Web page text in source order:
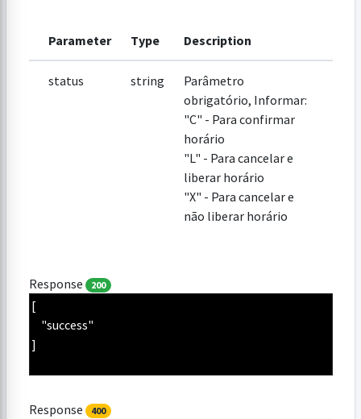
Parameter Type Description
status string
Parâmetro
obrigatório, Informar:
"C" - Para confirmar
horário
"L" - Para cancelar e
liberar horário
"X" - Para cancelar e
não liberar horário
Response 200
Response 400